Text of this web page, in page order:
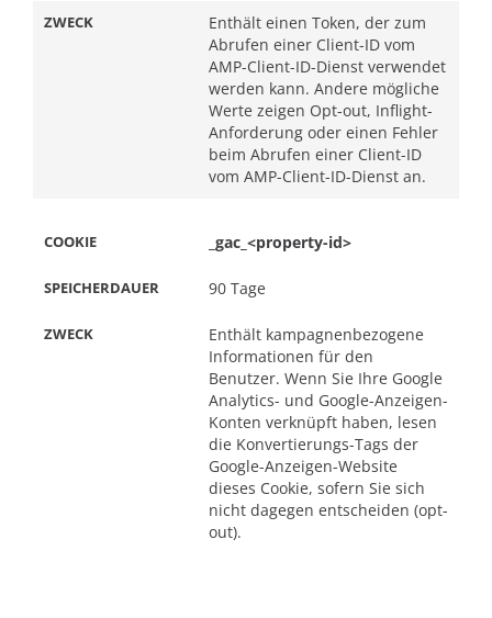
Enthält einen Token, der zum
Abrufen einer Client-ID vom
AMP-Client-ID-Dienst verwendet
werden kann. Andere mögliche
Werte zeigen Opt-out, Inflight-
Anforderung oder einen Fehler
beim Abrufen einer Client-ID
vom AMP-Client-ID-Dienst an.
_gac_<property-id>
90 Tage
Enthält kampagnenbezogene
Informationen für den
Benutzer. Wenn Sie Ihre Google
Analytics- und Google-Anzeigen-
Konten verknüpft haben, lesen
die Konvertierungs-Tags der
Google-Anzeigen-Website
dieses Cookie, sofern Sie sich
nicht dagegen entscheiden (opt-
out).